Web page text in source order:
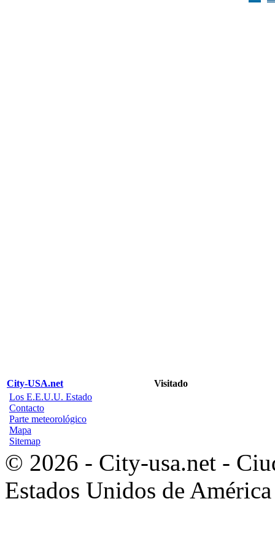
City-USA.net
Visitado
Los E.E.U.U. Estado
Contacto
Parte meteorológico
Mapa
Sitemap
© 2026 - City-usa.net -
Estados Unidos de América